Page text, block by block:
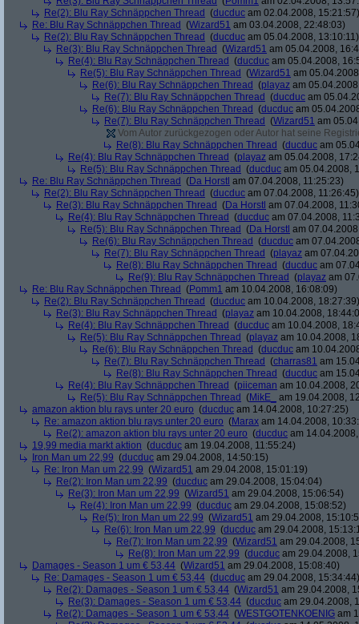
Re(2): Blu Ray Schnäppchen Thread (ducduc am 02.04.2008, 15:21:57)
Re: Blu Ray Schnäppchen Thread (Wizard51 am 03.04.2008, 22:48:03)
Re(2): Blu Ray Schnäppchen Thread (ducduc am 05.04.2008, 13:10:11)
Re(3): Blu Ray Schnäppchen Thread (Wizard51 am 05.04.2008,
Re(4): Blu Ray Schnäppchen Thread (ducduc am 05.04.2008,
Re(5): Blu Ray Schnäppchen Thread (Wizard51 am
Re(6): Blu Ray Schnäppchen Thread (playaz am
Re(7): Blu Ray Schnäppchen Thread (ducduc am
Re(6): Blu Ray Schnäppchen Thread (ducduc am
Re(7): Blu Ray Schnäppchen Thread (Wizard51 am
Vom Autor zurückgezogen oder Autor hat seine
Re(8): Blu Ray Schnäppchen Thread (ducduc am
Re(4): Blu Ray Schnäppchen Thread (playaz am 05.04.2008,
Re(5): Blu Ray Schnäppchen Thread (ducduc am 05.04.2008,
Re: Blu Ray Schnäppchen Thread (Da Horstl am 07.04.2008, 11:25:23)
Re(2): Blu Ray Schnäppchen Thread (ducduc am 07.04.2008, 11:26:45)
Re(3): Blu Ray Schnäppchen Thread (Da Horstl am 07.04.2008,
Re(4): Blu Ray Schnäppchen Thread (ducduc am 07.04.2008,
Re(5): Blu Ray Schnäppchen Thread (Da Horstl am
Re(6): Blu Ray Schnäppchen Thread (ducduc am
Re(7): Blu Ray Schnäppchen Thread (playaz am
Re(8): Blu Ray Schnäppchen Thread (ducduc am
Re(9): Blu Ray Schnäppchen Thread (playaz am
Re: Blu Ray Schnäppchen Thread (Pomm1 am 10.04.2008, 16:08:09)
Re(2): Blu Ray Schnäppchen Thread (ducduc am 10.04.2008, 18:27:39)
Re(3): Blu Ray Schnäppchen Thread (playaz am 10.04.2008,
Re(4): Blu Ray Schnäppchen Thread (ducduc am 10.04.2008,
Re(5): Blu Ray Schnäppchen Thread (playaz am 10.04.2008,
Re(6): Blu Ray Schnäppchen Thread (ducduc am
Re(7): Blu Ray Schnäppchen Thread (charras81 am
Re(8): Blu Ray Schnäppchen Thread (ducduc am
Re(4): Blu Ray Schnäppchen Thread (piiceman am 10.04.2008,
Re(5): Blu Ray Schnäppchen Thread (MikE_
am 19.04.2008,
amazon aktion blu rays unter 20 euro (ducduc am 14.04.2008, 10:27:25)
Re: amazon aktion blu rays unter 20 euro (Marax am 14.04.2008,
Re(2): amazon aktion blu rays unter 20 euro (ducduc am
19,99 media markt aktion (ducduc am 19.04.2008, 11:55:24)
Iron Man um 22,99 (ducduc am 29.04.2008, 14:50:15)
Re: Iron Man um 22,99 (Wizard51 am 29.04.2008, 15:01:19)
Re(2): Iron Man um 22,99 (ducduc am 29.04.2008, 15:04:04)
Re(3): Iron Man um 22,99 (Wizard51 am 29.04.2008, 15:06:54)
Re(4): Iron Man um 22,99 (ducduc am 29.04.2008, 15:08:52)
Re(5): Iron Man um 22,99 (Wizard51 am 29.04.2008,
Re(6): Iron Man um 22,99 (ducduc am 29.04.2008,
Re(7): Iron Man um 22,99 (Wizard51 am 29.04.2008,
Re(8): Iron Man um 22,99 (ducduc am 29.04.2008,
Damages - Season 1 um € 53,44 (Wizard51 am 29.04.2008, 15:08:40)
Re: Damages - Season 1 um € 53,44 (ducduc am 29.04.2008, 15:34:44)
Re(2): Damages - Season 1 um € 53,44 (Wizard51 am 29.04.2008,
Re(3): Damages - Season 1 um € 53,44 (ducduc am 29.04.2008,
Re(2): Damages - Season 1 um € 53,44 (WESTGOTENKOENIG am